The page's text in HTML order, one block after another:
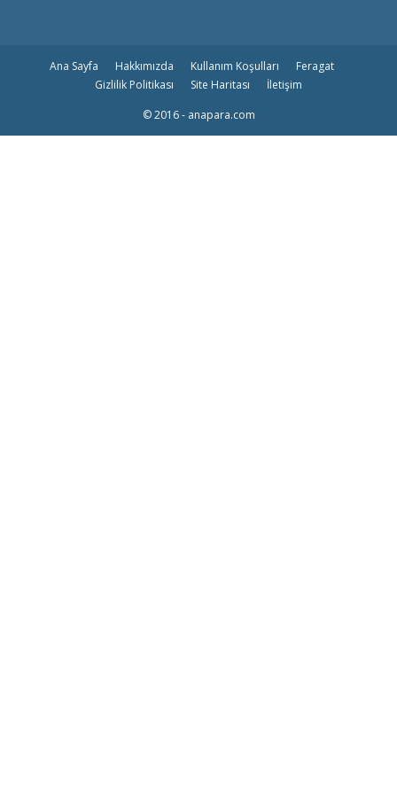
Ana Sayfa Hakkımızda Kullanım Koşulları
Feragat
Gizlilik Politikası
Site Haritası
İletişim
© 2016 - anapara.com